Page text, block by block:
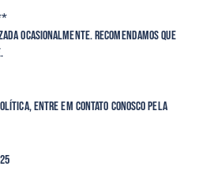
ocasionalmente. Recomendamos que
entre em contato conosco pela